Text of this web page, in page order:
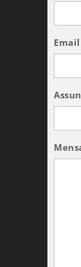
Email